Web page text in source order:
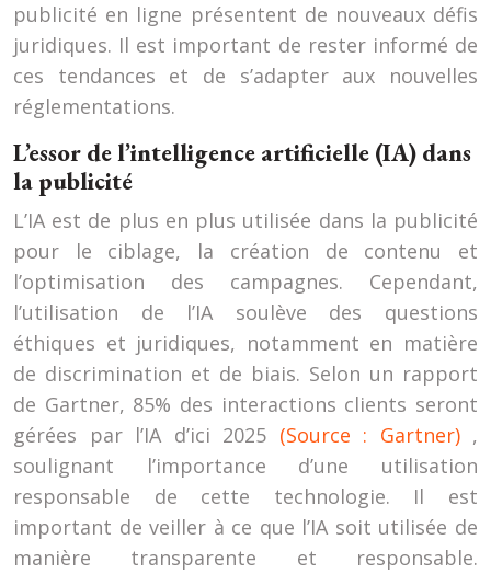
publicité en ligne présentent de nouveaux défis
juridiques. Il est important de rester informé de
ces tendances et de s’adapter aux nouvelles
réglementations.
L’essor de l’intelligence artificielle (IA) dans
la publicité
L’IA est de plus en plus utilisée dans la publicité
pour le ciblage, la création de contenu et
l’optimisation des campagnes. Cependant,
l’utilisation de l’IA soulève des questions
éthiques et juridiques, notamment en matière
de discrimination et de biais. Selon un rapport
de Gartner, 85% des interactions clients seront
gérées par l’IA d’ici 2025 (Source : Gartner) ,
soulignant l’importance d’une utilisation
responsable de cette technologie. Il est
important de veiller à ce que l’IA soit utilisée de
manière transparente et responsable.